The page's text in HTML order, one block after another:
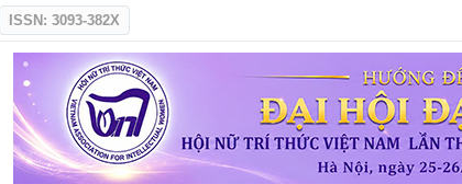
ISSN: 3093-382X